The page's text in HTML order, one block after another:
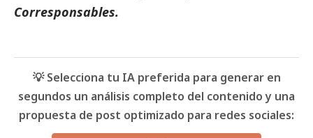
Corresponsables.
💡 Selecciona tu IA preferida para generar en
segundos un análisis completo del contenido y una
propuesta de post optimizado para redes sociales: